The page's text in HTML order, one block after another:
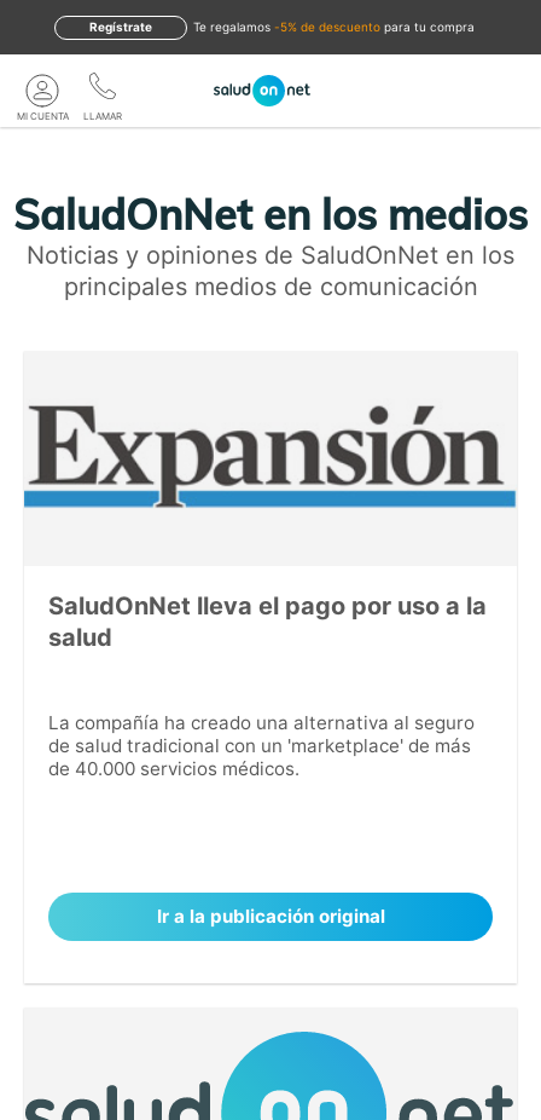
te regalamos -5% de descuento para tu compra
Regístrate
LLAMAR
MI CUENTA
SaludOnNet en los medios
Noticias y opiniones de SaludOnNet en los
principales medios de comunicación
SaludOnNet lleva el pago por uso a la
salud
La compañía ha creado una alternativa al seguro
de salud tradicional con un 'marketplace' de más
de 40.000 servicios médicos.
Ir a la publicación original